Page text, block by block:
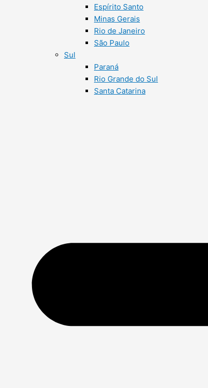
Espírito Santo
Minas Gerais
Rio de Janeiro
São Paulo
Sul
Paraná
Rio Grande do Sul
Santa Catarina